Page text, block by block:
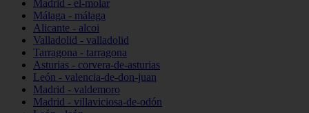
Madrid - el-molar
Málaga - málaga
Alicante - alcoi
Valladolid - valladolid
Tarragona - tarragona
Asturias - corvera-de-asturias
León - valencia-de-don-juan
Madrid - valdemoro
Madrid - villaviciosa-de-odón